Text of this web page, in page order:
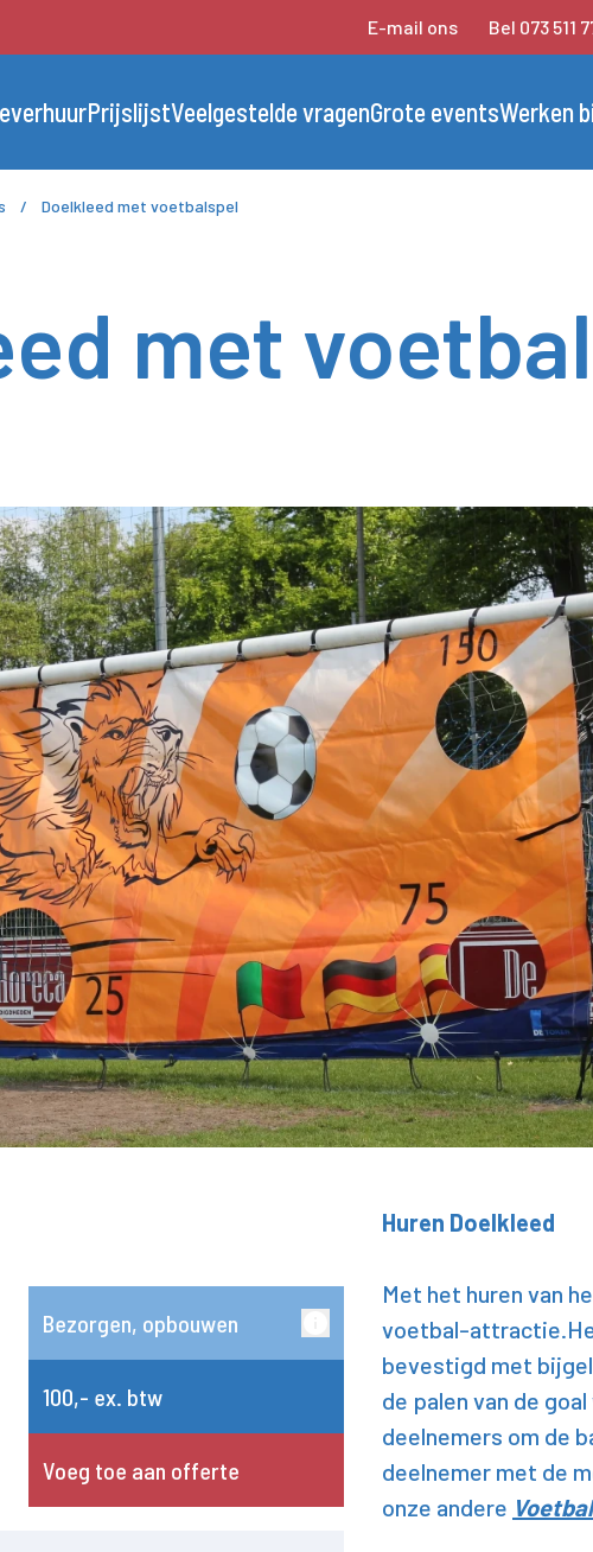
E-mail ons Bel 073 511
PrijslijstVeelgestelde vragenGrote eventsWerken
/ Doelkleed met voetbalspel
met
Bezorgen, opbouwen
100,- ex. btw
Voeg toe aan offerte
Huren Doelkleed
Met het huren van
voetbal-
bevestigd met
de palen van de
deelnemers om de
deelnemer met de
onze andere